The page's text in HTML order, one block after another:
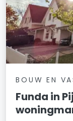
BOUW EN
Funda in